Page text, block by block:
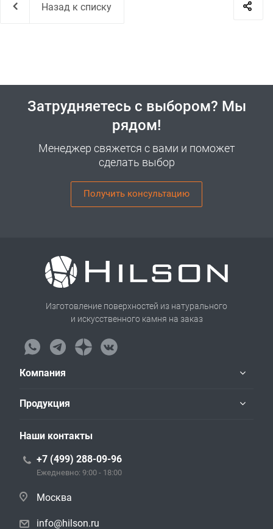
Назад к списку
Затрудняетесь с выбором? Мы
рядом!
Менеджер свяжется с вами и поможет
сделать выбор
Получить консультацию
Изготовление поверхностей из натурального
и искусственного камня на заказ
Компания
Продукция
Наши контакты
+7 (499) 288-09-96
Ежедневно: 9:00 - 18:00
Москва
info@hilson.ru